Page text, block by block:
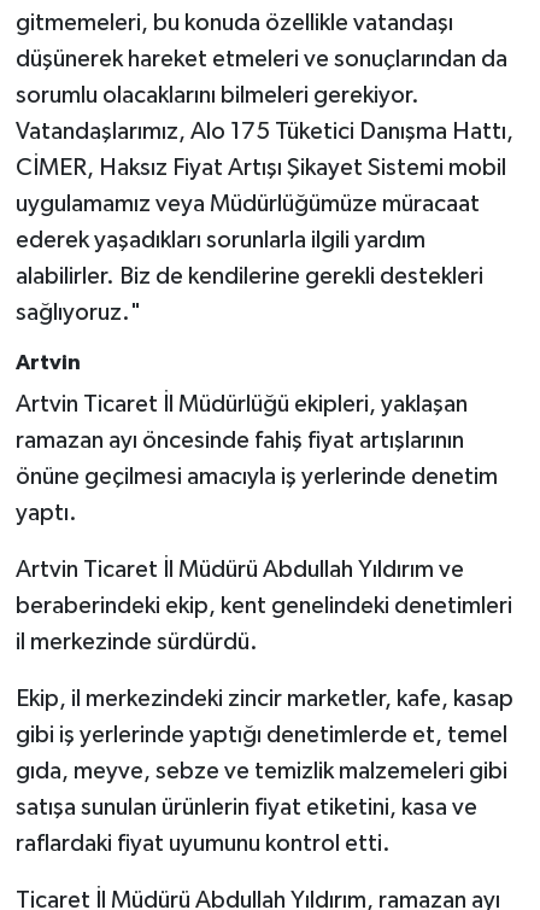
gitmemeleri, bu konuda özellikle vatandaşı
düşünerek hareket etmeleri ve sonuçlarından da
sorumlu olacaklarını bilmeleri gerekiyor.
Vatandaşlarımız, Alo 175 Tüketici Danışma Hattı,
CİMER, Haksız Fiyat Artışı Şikayet Sistemi mobil
uygulamamız veya Müdürlüğümüze müracaat
ederek yaşadıkları sorunlarla ilgili yardım
alabilirler. Biz de kendilerine gerekli destekleri
sağlıyoruz."
Artvin
Artvin Ticaret İl Müdürlüğü ekipleri, yaklaşan
ramazan ayı öncesinde fahiş fiyat artışlarının
önüne geçilmesi amacıyla iş yerlerinde denetim
yaptı.
Artvin Ticaret İl Müdürü Abdullah Yıldırım ve
beraberindeki ekip, kent genelindeki denetimleri
il merkezinde sürdürdü.
Ekip, il merkezindeki zincir marketler, kafe, kasap
gibi iş yerlerinde yaptığı denetimlerde et, temel
gıda, meyve, sebze ve temizlik malzemeleri gibi
satışa sunulan ürünlerin fiyat etiketini, kasa ve
raflardaki fiyat uyumunu kontrol etti.
Ticaret İl Müdürü Abdullah Yıldırım, ramazan ayı